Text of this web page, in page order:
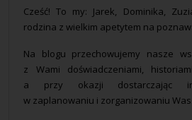
Mapa
Kontakt
Cześć! To my: Jarek, Dominika,
rodzina z wielkim apetytem na
Na blogu przechowujemy nasze
z Wami doświadczeniami,
a przy okazji dostarczając
w zaplanowaniu i zorganizowaniu